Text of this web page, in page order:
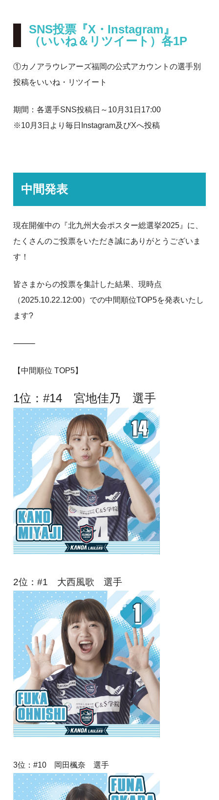
SNS投票『X・Instagram』
（いいね＆リツイート）各1P
①カノアラウレアーズ福岡の公式アカウントの選手別
投稿をいいね・リツイート
期間：各選手SNS投稿日～10月31日17:00
※10月3日より毎日Instagram及びXへ投稿
中間発表
現在開催中の『北九州大会ポスター総選挙2025』に、
たくさんのご投票をいただき誠にありがとうございま
す！
皆さまからの投票を集計した結果、現時点
（2025.10.22.12:00）での中間順位TOP5を発表いたし
ます?
⸻
【中間順位 TOP5】
1位：#14 宮地佳乃 選手
2位 ：#1 大西風歌 選手
3位 ：#10 岡田楓奈 選手